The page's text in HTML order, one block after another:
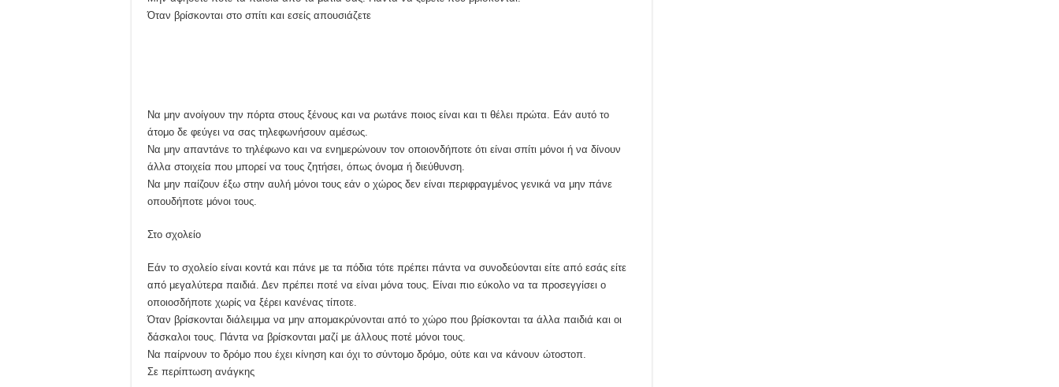
Όταν βρίσκονται στο σπίτι και εσείς απουσιάζετε
Να μην ανοίγουν την πόρτα στους ξένους και να ρωτάνε ποιος είναι και τι θέλει πρώτα. Εάν αυτό το
άτομο δε φεύγει να σας τηλεφωνήσουν αμέσως.
Να μην απαντάνε το τηλέφωνο και να ενημερώνουν τον οποιονδήποτε ότι είναι σπίτι μόνοι ή να δίνουν
άλλα στοιχεία που μπορεί να τους ζητήσει, όπως όνομα ή διεύθυνση.
Να μην παίζουν έξω στην αυλή μόνοι τους εάν ο χώρος δεν είναι περιφραγμένος γενικά να μην πάνε
οπουδήποτε μόνοι τους.
Στο σχολείο
Εάν το σχολείο είναι κοντά και πάνε με τα πόδια τότε πρέπει πάντα να συνοδεύονται είτε από εσάς είτε
από μεγαλύτερα παιδιά. Δεν πρέπει ποτέ να είναι μόνα τους. Είναι πιο εύκολο να τα προσεγγίσει ο
οποιοσδήποτε χωρίς να ξέρει κανένας τίποτε.
Όταν βρίσκονται διάλειμμα να μην απομακρύνονται από το χώρο που βρίσκονται τα άλλα παιδιά και οι
δάσκαλοι τους. Πάντα να βρίσκονται μαζί με άλλους ποτέ μόνοι τους.
Να παίρνουν το δρόμο που έχει κίνηση και όχι το σύντομο δρόμο, ούτε και να κάνουν ώτοστοπ.
Σε περίπτωση ανάγκης